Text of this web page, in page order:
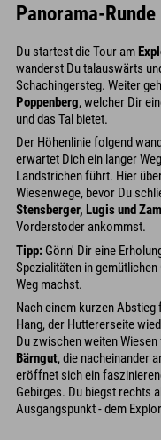
Panorama-
Du startest die Tour am
wanderst Du talauswärts
Schachingersteg. Weiter
Poppenberg, welcher Dir
und das Tal bietet.
Der Höhenlinie folgend
erwartet Dich ein langer
Landstrichen führt. Hier
Wiesenwege, bevor Du
Stensberger, Lugis und
Vorderstoder ankommst.
Tipp: Gönn' Dir eine
Spezialitäten in
Weg machst.
Nach einem kurzen Abstieg
Hang, der Huttererseite
Du zwischen weiten Wiesen
Bärngut, die nacheinander
eröffnet sich ein
Gebirges. Du biegst rechts
Ausgangspunkt - dem